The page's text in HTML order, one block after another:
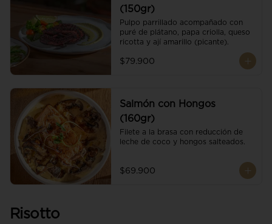
(150gr)
Pulpo parrillado acompañado con
puré de plátano, papa criolla, queso
ricotta y ají amarillo (picante).
$79.900
Salmón con Hongos
(160gr)
Filete a la brasa con reducción de
leche de coco y hongos salteados.
$69.900
Risotto